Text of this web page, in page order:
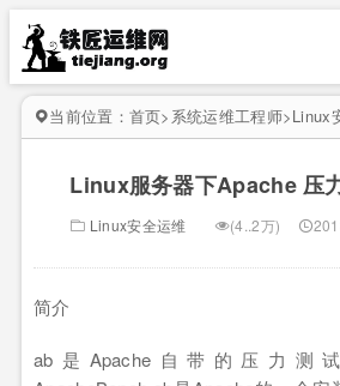
当前位置： 首页> 系统运维工程师>Linux
Linux服务器下Apache 压
Linux安全运维 (4..2万)
简介
ab 是 Apache 自带的压力测